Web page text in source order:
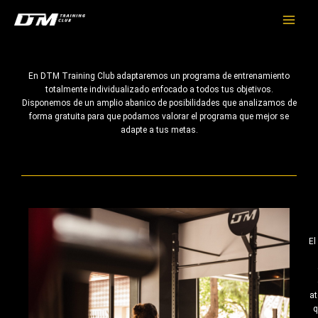
Main
En DTM Training Club adaptaremos un programa de entrenamiento
totalmente individualizado enfocado a todos tus objetivos.
Disponemos de un amplio abanico de posibilidades que analizamos de
forma gratuita para que podamos valorar el programa que mejor se
adapte a tus metas.